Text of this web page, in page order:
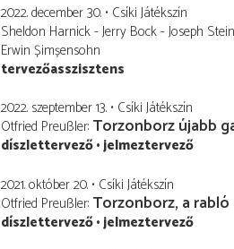
2022. december 30. Csíki Játékszín
Sheldon Harnick - Jerry Bock - Joseph Stein
Erwin Șimșensohn
tervezőasszisztens
2022. szeptember 13. Csíki Játékszín
Otfried Preußler Torzonborz újabb
díszlettervező jelmeztervező
2021. október 20. Csíki Játékszín
Otfried Preußler Torzonborz, a rabló
díszlettervező jelmeztervező